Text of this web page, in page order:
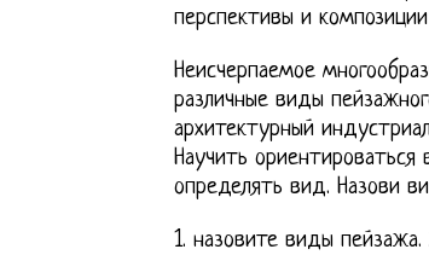
перспективы и
Неисчерпаемое
различные виды
архитектурный
Научить
определять вид. Назови
1. назовите виды